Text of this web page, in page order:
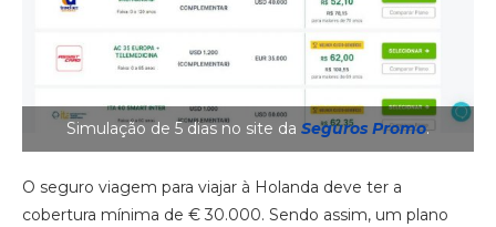
Simulação de 5 dias no site da Seguros Promo.
O seguro viagem para viajar à Holanda deve ter a
cobertura mínima de € 30.000. Sendo assim, um plano